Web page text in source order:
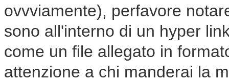
ovvviamente), perfavore
sono all'interno di un hyper
come un file allegato in
attenzione a chi manderai la